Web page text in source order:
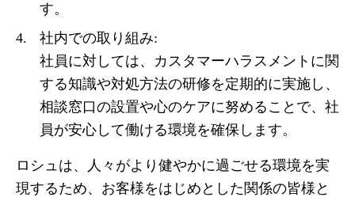
す。
社内での取り組み:
社員に対しては、カスタマーハラスメントに関
する知識や対処方法の研修を定期的に実施し、
相談窓口の設置や心のケアに努めることで、社
員が安心して働ける環境を確保します。
ロシュは、人々がより健やかに過ごせる環境を実
現するため、お客様をはじめとした関係の皆様と